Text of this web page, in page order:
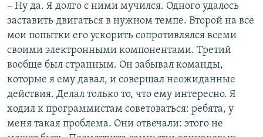
– Ну да. Я долго с ними мучился. Одного удалось
заставить двигаться в нужном темпе. Второй на все
мои попытки его ускорить сопротивлялся всеми
своими электронными компонентами. Третий
вообще был странным. Он забывал команды,
которые я ему давал, и совершал неожиданные
действия. Делал только то, что ему интересно. Я
ходил к программистам советоваться: ребята, у
меня такая проблема. Они отвечали: этого не